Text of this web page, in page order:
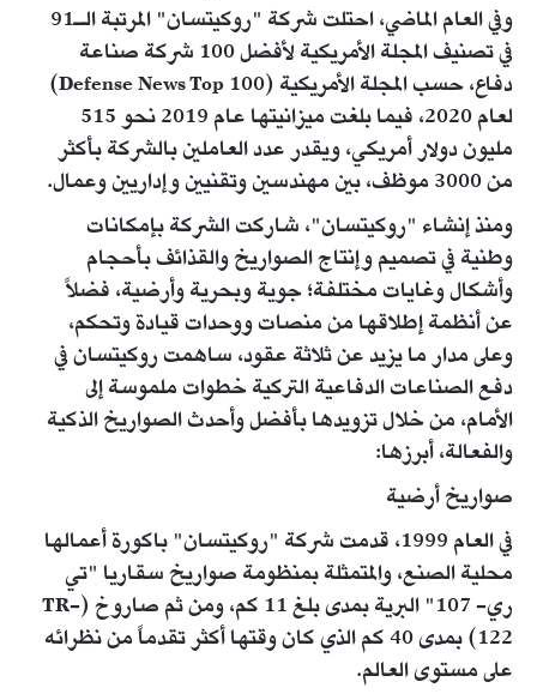
وفي العام الماضي، احتلت شركة "روكيتسان" المرتبة الـ91
في تصنيف المجلة الأمريكية لأفضل 100 شركة صناعة
دفاع، حسب المجلة الأمريكية (Defense News Top 100)
لعام 2020، فيما بلغت ميزانيتها عام 2019 نحو 515
مليون دولار أمريكي، ويقدر عدد العاملين بالشركة بأكثر
من 3000 موظف، بين مهندسين وتقنيين وإداريين وعمال.
ومنذ إنشاء "روكيتسان"، شاركت الشركة بإمكانات
وطنية في تصميم وإنتاج الصواريخ والقذائف بأحجام
وأشكال وغايات مختلفة؛ جوية وبحرية وأرضية، فضلاً
عن أنظمة إطلاقها من منصات ووحدات قيادة وتحكم،
وعلى مدار ما يزيد عن ثلاثة عقود، ساهمت روكيتسان في
دفع الصناعات الدفاعية التركية خطوات ملموسة إلى
الأمام، من خلال تزويدها بأفضل وأحدث الصواريخ الذكية
والفعالة، أبرزها:
صواريخ أرضية
في العام 1999، قدمت شركة "روكيتسان" باكورة أعمالها
محلية الصنع، والمتمثلة بمنظومة صواريخ سقاريا "تي
ري- 107" البرية بمدى بلغ 11 كم، ومن ثم صاروخ (TR-
122) بمدى 40 كم الذي كان وقتها أكثر تقدماً من نظرائه
على مستوى العالم.